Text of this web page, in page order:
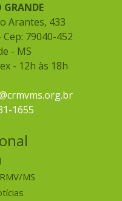
Arantes, 433
79040-452
- MS
- 12h às 18h
1655
MS